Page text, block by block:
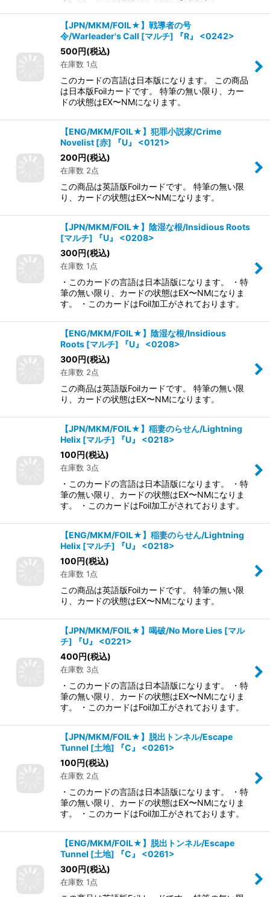
【JPN/MKM/FOIL★】戦導者の号
令/Warleader's Call [マルチ] 『R』 <0242>
500円(税込)
在庫数 1点
このカードの言語は日本版になります。 この商品
は日本版Foilカードです。 特筆の無い限り、カー
ドの状態はEX〜NMになります。
【ENG/MKM/FOIL★】犯罪小説家/Crime
Novelist [赤] 『U』 <0121>
200円(税込)
在庫数 2点
この商品は英語版Foilカードです。 特筆の無い限
り、カードの状態はEX〜NMになります。
【JPN/MKM/FOIL★】陰湿な根/Insidious Roots
[マルチ] 『U』 <0208>
300円(税込)
在庫数 1点
・このカードの言語は日本語版になります。 ・特
筆の無い限り、カードの状態はEX〜NMになりま
す。 ・このカードはFoil加工がされております。
【ENG/MKM/FOIL★】陰湿な根/Insidious
Roots [マルチ] 『U』 <0208>
300円(税込)
在庫数 2点
この商品は英語版Foilカードです。 特筆の無い限
り、カードの状態はEX〜NMになります。
【JPN/MKM/FOIL★】稲妻のらせん/Lightning
Helix [マルチ] 『U』 <0218>
100円(税込)
在庫数 3点
・このカードの言語は日本語版になります。 ・特
筆の無い限り、カードの状態はEX〜NMになりま
す。 ・このカードはFoil加工がされております。
【ENG/MKM/FOIL★】稲妻のらせん/Lightning
Helix [マルチ] 『U』 <0218>
100円(税込)
在庫数 1点
この商品は英語版Foilカードです。 特筆の無い限
り、カードの状態はEX〜NMになります。
【JPN/MKM/FOIL★】喝破/No More Lies [マル
チ] 『U』 <0221>
400円(税込)
在庫数 3点
・このカードの言語は日本語版になります。 ・特
筆の無い限り、カードの状態はEX〜NMになりま
す。 ・このカードはFoil加工がされております。
【JPN/MKM/FOIL★】脱出トンネル/Escape
Tunnel [土地] 『C』 <0261>
100円(税込)
在庫数 2点
・このカードの言語は日本語版になります。 ・特
筆の無い限り、カードの状態はEX〜NMになりま
す。 ・このカードはFoil加工がされております。
【ENG/MKM/FOIL★】脱出トンネル/Escape
Tunnel [土地] 『C』 <0261>
300円(税込)
在庫数 1点